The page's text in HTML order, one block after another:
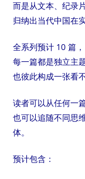
而是从文本、纪录
归纳出当代中国在
全系列预计 10 篇，
每一篇都是独立主
也彼此构成一张看
读者可以从任何一
也可以追随不同思
体。
预计包含：